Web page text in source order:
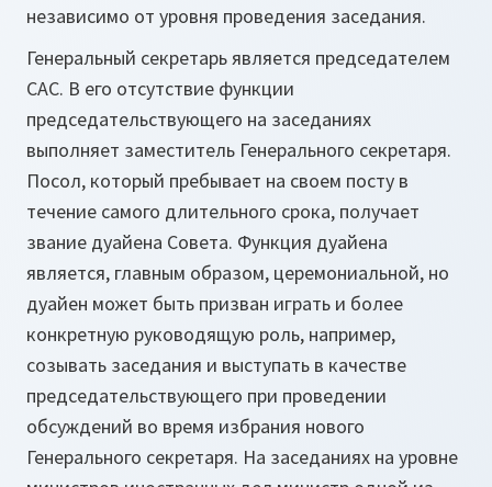
независимо от уровня проведения заседания.
Генеральный секретарь является председателем
САС. В его отсутствие функции
председательствующего на заседаниях
выполняет заместитель Генерального секретаря.
Посол, который пребывает на своем посту в
течение самого длительного срока, получает
звание дуайена Совета. Функция дуайена
является, главным образом, церемониальной, но
дуайен может быть призван играть и более
конкретную руководящую роль, например,
созывать заседания и выступать в качестве
председательствующего при проведении
обсуждений во время избрания нового
Генерального секретаря. На заседаниях на уровне